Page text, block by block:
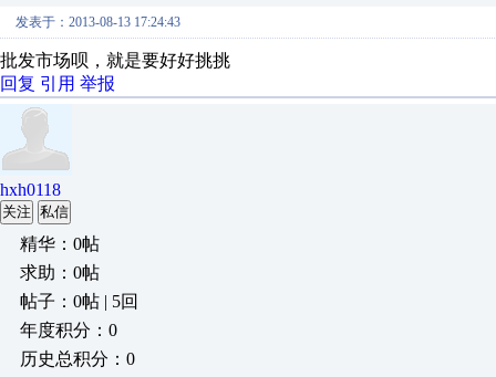
发表于：2013-08-13 17:24:43
批发市场呗，就是要好好挑挑
回复 引用 举报
hxh0118
关注 私信
精华：0帖
求助：0帖
帖子：0帖 | 5回
年度积分：0
历史总积分：0